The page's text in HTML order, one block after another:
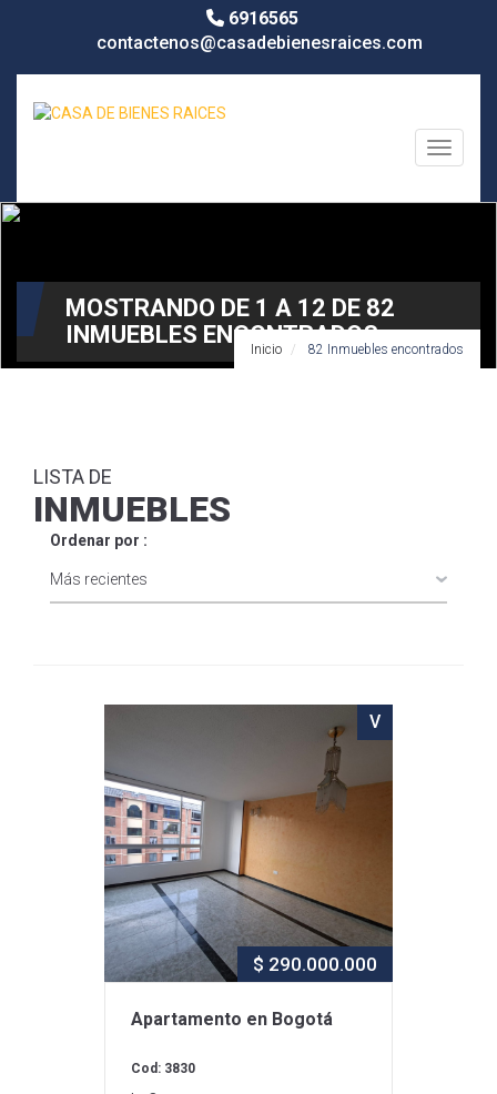
6916565
contactenos@casadebienesraices.com
Toggle
MOSTRANDO DE 1 A 12 DE 82
INMUEBLES ENCONTRADOS
Inicio 82 Inmuebles encontrados
LISTA DE
INMUEBLES
Ordenar por :
V
$ 290.000.000
Apartamento en Bogotá
Cod: 3830